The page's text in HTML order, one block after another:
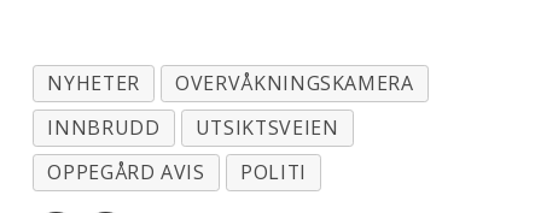
NYHETER
OVERVÅKNINGSKAMERA
INNBRUDD
UTSIKTSVEIEN
OPPEGÅRD AVIS
POLITI